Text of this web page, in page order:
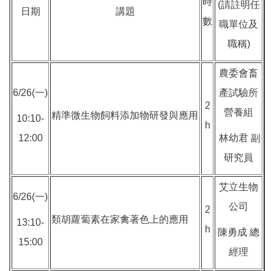
日期 講題
數
(請註明任
職單位及
職稱)
6/26(一)
10:10-
12:00
精準微生物飼料添加物研發與應用
2
h
農委會畜
產試驗所
營養組
林幼君 副
研究員
6/26(一)
13:10-
15:00
類胡蘿蔔素在家禽著色上的應用
2
h
艾立生物
公司
陳勇成 總
經理